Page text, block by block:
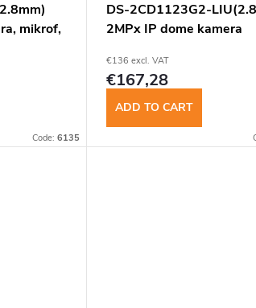
mikrof,
Code: 6135
DS-2CD1123G2-
2MPx IP dome kamera
€136 excl. VAT
€167,28
ADD TO CART